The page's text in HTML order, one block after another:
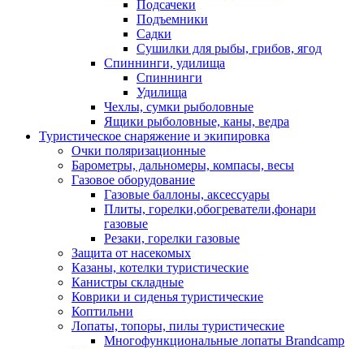
Подсачеки
Подъемники
Садки
Сушилки для рыбы, грибов, ягод
Спиннинги, удилища
Спиннинги
Удилища
Чехлы, сумки рыболовные
Ящики рыболовные, каны, ведра
Туристическое снаряжение и экипировка
Очки поляризационные
Барометры, дальномеры, компасы, весы
Газовое оборудование
Газовые баллоны, аксессуары
Плиты, горелки,обогреватели,фонари
газовые
Резаки, горелки газовые
Защита от насекомых
Казаны, котелки туристические
Канистры складные
Коврики и сиденья туристические
Коптильни
Лопаты, топоры, пилы туристические
Многофункциональные лопаты Brandcamp